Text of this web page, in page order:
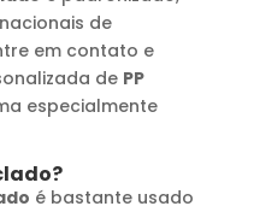
de
em contato e
de PP
especialmente
?
é bastante usado